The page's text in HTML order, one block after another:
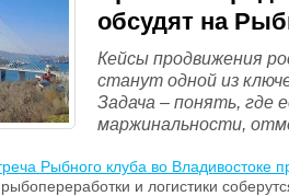
обсудят на
Кейсы продвижения
станут одной из
Задача – понять, где
маржинальности,
Рыбного клуба во Владивостоке
и логистики